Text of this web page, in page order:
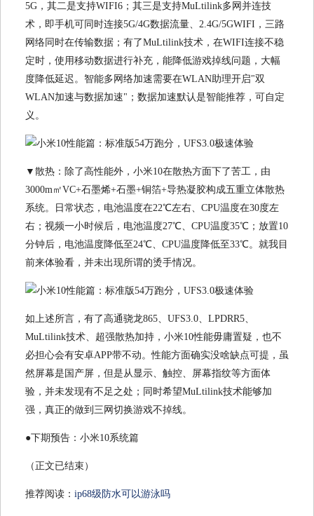
5G，其二是支持WIFI6；其三是支持MuLtilink多网并连技
术，即手机可同时连接5G/4G数据流量、2.4G/5GWIFI，三路
网络同时在传输数据；有了MuLtilink技术，在WIFI连接不稳
定时，使用移动数据进行补充，能降低游戏掉线问题，大幅
度降低延迟。智能多网络加速需要在WLAN助理开启"双
WLAN加速与数据加速"；数据加速默认是智能推荐，可自定
义。
▼散热：除了高性能外，小米10在散热方面下了苦工，由
3000m㎡VC+石墨烯+石墨+铜箔+导热凝胶构成五重立体散热
系统。日常状态，电池温度在22℃左右、CPU温度在30度左
右；视频一小时候后，电池温度27℃、CPU温度35℃；放置10
分钟后，电池温度降低至24℃、CPU温度降低至33℃。就我目
前来体验看，并未出现所谓的烫手情况。
如上述所言，有了高通骁龙865、UFS3.0、LPDRR5、
MuLtilink技术、超强散热加持，小米10性能毋庸置疑，也不
必担心会有安卓APP带不动。性能方面确实没啥缺点可提，虽
然屏幕是国产屏，但是从显示、触控、屏幕指纹等方面体
验，并未发现有不足之处；同时希望MuLtilink技术能够加
强，真正的做到三网切换游戏不掉线。
●下期预告：小米10系统篇
（正文已结束）
推荐阅读： ip68级防水可以游泳吗